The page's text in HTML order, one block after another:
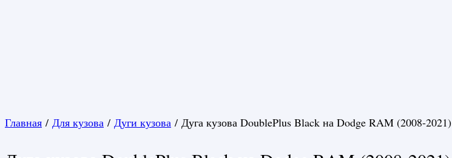
Главная / Для кузова / Дуги кузова / Дуга кузова DoublePlus Black на Dodge RAM (2008-2021)